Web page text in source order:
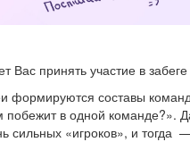
Вас принять участие в
формируются составы
побежит в одной
сильных «игроков», и